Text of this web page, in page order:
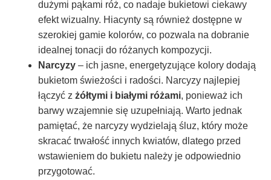
dużymi pąkami róż, co nadaje bukietowi ciekawy
efekt wizualny. Hiacynty są również dostępne w
szerokiej gamie kolorów, co pozwala na dobranie
idealnej tonacji do różanych kompozycji.
Narcyzy – ich jasne, energetyzujące kolory dodają
bukietom świeżości i radości. Narcyzy najlepiej
łączyć z żółtymi i białymi różami, ponieważ ich
barwy wzajemnie się uzupełniają. Warto jednak
pamiętać, że narcyzy wydzielają śluz, który może
skracać trwałość innych kwiatów, dlatego przed
wstawieniem do bukietu należy je odpowiednio
przygotować.